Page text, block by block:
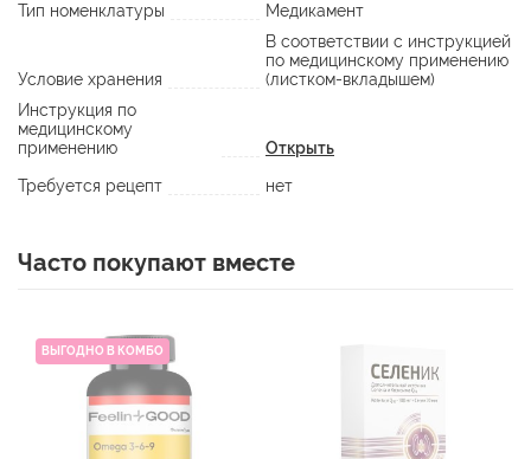
Тип номенклатуры
Медикамент
Условие хранения
В соответствии с инструкцией
по медицинскому применению
(листком-вкладышем)
Инструкция по
медицинскому
применению
Открыть
Требуется рецепт
нет
Часто покупают вместе
ВЫГОДНО В КОМБО